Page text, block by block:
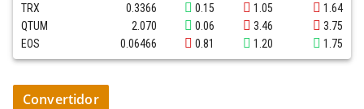
TRX
0.3366 0.15 1.05
1.64
QTUM
2.070 0.06 3.46
3.75
EOS
0.06466 0.81 1.20 1.75
Convertidor